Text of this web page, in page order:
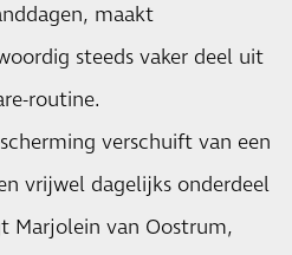
maakt
steeds vaker deel uit
routine.
verschuift van een
vrijwel dagelijks onderdeel
Marjolein van Oostrum,